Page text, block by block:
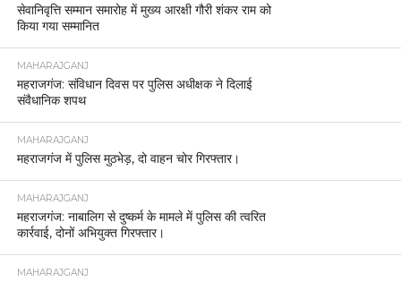
सेवानिवृत्ति सम्मान समारोह में मुख्य आरक्षी गौरी शंकर राम को
किया गया सम्मानित
MAHARAJGANJ
महराजगंज: संविधान दिवस पर पुलिस अधीक्षक ने दिलाई
संवैधानिक शपथ
MAHARAJGANJ
महराजगंज में पुलिस मुठभेड़, दो वाहन चोर गिरफ्तार।
MAHARAJGANJ
महराजगंज: नाबालिग से दुष्कर्म के मामले में पुलिस की त्वरित
कार्रवाई, दोनों अभियुक्त गिरफ्तार।
MAHARAJGANJ